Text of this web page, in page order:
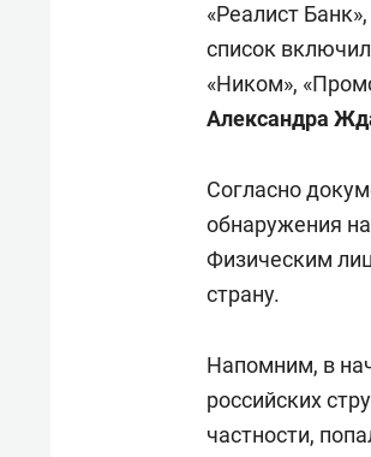
«Реалист
список
«Ником»,
Александра
Согласно
обнаружения
Физическим
страну.
Напомним, в
российских
частности,